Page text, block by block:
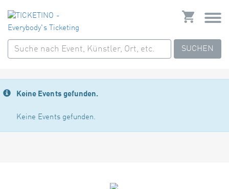
SUCHEN
Keine Events gefunden.
Keine Events gefunden.